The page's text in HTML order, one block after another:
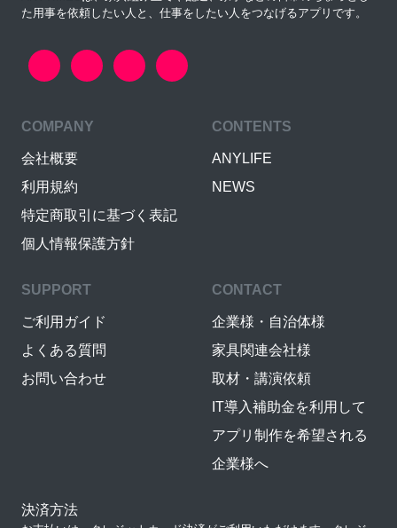
た用事を依頼したい人と、仕事をしたい人をつなげるアプリです。
COMPANY
会社概要
利用規約
特定商取引に基づく表記
個人情報保護方針
CONTENTS
ANYLIFE
NEWS
SUPPORT
ご利用ガイド
よくある質問
お問い合わせ
CONTACT
企業様・自治体様
家具関連会社様
取材・講演依頼
IT導入補助金を利用して
アプリ制作を希望される
企業様へ
決済方法